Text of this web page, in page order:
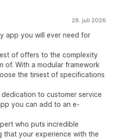
28. juli 2026
app you will ever need for
of offers to the complexity
of. With a modular framework
the tiniest of specifications
to customer service
you can add to an e-
who puts incredible
that your experience with the